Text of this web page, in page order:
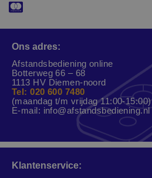
Ons adres:
Afstandsbediening online
Botterweg 66 – 68
1113 HV Diemen-noord
Tel: 020 600 7480
(maandag t/m vrijdag 11:00-15:00)
E-mail: info@afstandsbediening.nl
Klantenservice: